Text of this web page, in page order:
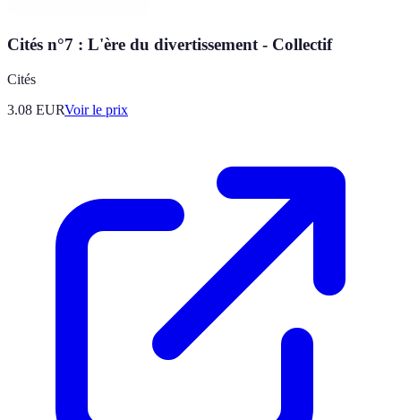
Cités n°7 : L'ère du divertissement - Collectif
Cités
3.08 EURVoir le prix